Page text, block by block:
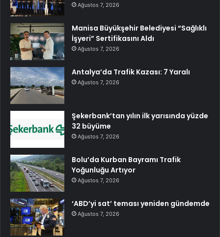
Ağustos 7, 2026
Manisa Büyükşehir Belediyesi “Sağlıklı
İşyeri” Sertifikasını Aldı
Ağustos 7, 2026
Antalya’da Trafik Kazası: 7 Yaralı
Ağustos 7, 2026
Şekerbank’tan yılın ilk yarısında yüzde
32 büyüme
Ağustos 7, 2026
Bolu’da Kurban Bayramı Trafik
Yoğunluğu Artıyor
Ağustos 7, 2026
‘ABD’yi sat’ teması yeniden gündemde
Ağustos 7, 2026